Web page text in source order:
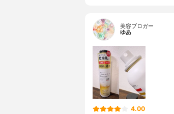
美容ブロガー
ゆあ
4.00